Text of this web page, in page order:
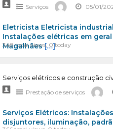
Serviços 05/01/
Eletricista Eletricista
Instalações elétricas em
Magalhães[…]
348 total views, 0 today
Serviços elétricos e construção
Prestação de serviços
Serviços Elétricos:
disjuntores, iluminação,